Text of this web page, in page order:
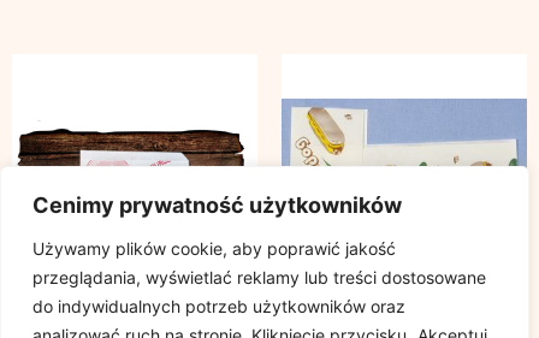
Cenimy prywatność użytkowników
Używamy plików cookie, aby poprawić jakość
przeglądania, wyświetlać reklamy lub treści dostosowane
do indywidualnych potrzeb użytkowników oraz